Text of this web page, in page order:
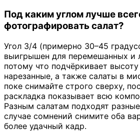
Под каким углом лучше
фотографировать салат?
Угол 3/4 (примерно 30–45
выигрышен для перемешанных и
потому что подчёркивает
нарезанные, а также салаты в
поке снимайте строго сверху,
раскладка показывает всю
Разным салатам подходят
случае сомнений снимите оба
более удачный кадр.